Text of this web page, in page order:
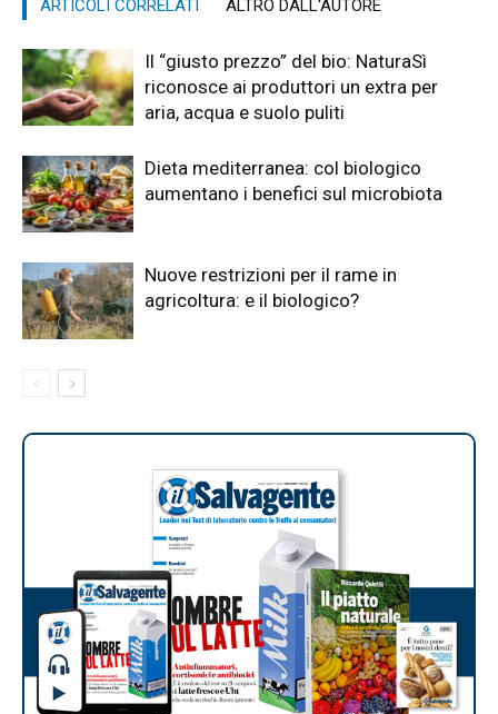
ARTICOLI CORRELATI ALTRO DALL'AUTORE
Il “giusto prezzo” del bio: NaturaSì
riconosce ai produttori un extra per
aria, acqua e suolo puliti
Dieta mediterranea: col biologico
aumentano i benefici sul microbiota
Nuove restrizioni per il rame in
agricoltura: e il biologico?